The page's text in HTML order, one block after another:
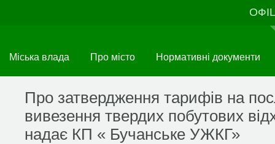
Міська влада Про місто Нормативні документи
Про затвердження тарифів на
вивезення твердих побутових
надає КП « Бучанське УЖКГ»